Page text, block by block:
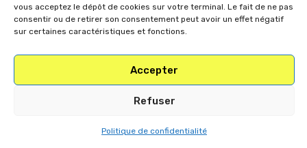
vous acceptez le dépôt de cookies sur votre terminal. Le fait de ne pas
consentir ou de retirer son consentement peut avoir un effet négatif
sur certaines caractéristiques et fonctions.
Accepter
Refuser
Politique de confidentialité